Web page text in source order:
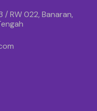
/ RW 022, Banaran,